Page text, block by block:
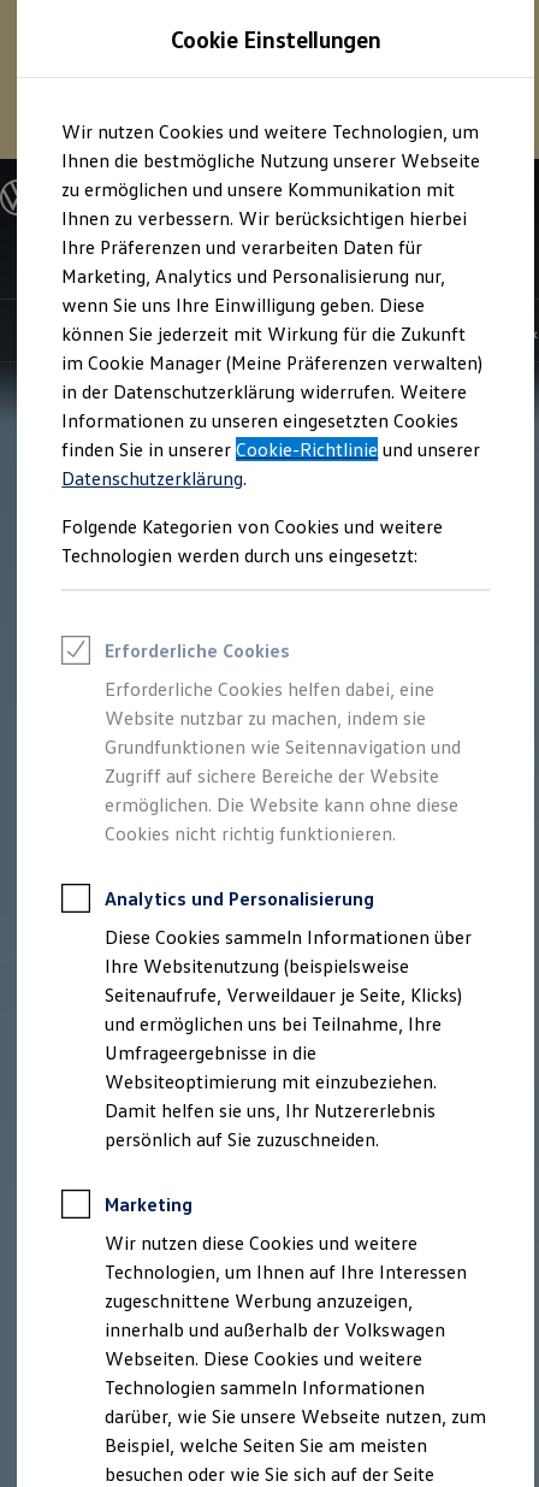
Hauptinhalt
springen
Footer
springen
Profitieren Sie von bis zu6.000 € 1
VolkswagenID. oder
Hybridmodelle.
Mehr zur E‑Auto-Förderung
ID. Polo
Highlights Details & Ausstattung Kauf, Leasing
Modelle und Konfigurator
Konfigurator
Modelle vergleichen
Konfiguration laden
Autosuche
Elektroautos
ENERGY Sondermodelle
Nutzfahrzeuge
SUV und CUV
Familienautos
Kombis
Kompaktwagen
Sportwagen
Schnell verfügbare Fahrzeuge
Angebote und Produkte
Aktuelle Angebote
E-Auto-Förderung
Volkswagen Marktplatz
Elektromobilität bei Gebrauchtwagen
Saisonangebote
Reifenpakete
Leasing
Leasing-Angebote
Gebrauchtwagen Leasing
Junge Gebrauchtwagen-Leasing
Elektroauto Leasing
Kleinwagen-Leasing
Autokredit mit Schlussrate
Versicherungen und Garantien
Kfz-Versicherung
Restschuldversicherungen
Garantien
Wartungsverträge
Geschäftskunden
Professional Class bei Volkswagen
Großkunden
Behörden
Direktkunden
Sonderfahrzeuge
Elektromobilität
Elektroautos
Elektrofahrzeugkonzepte
ID. EVERY1
Reichweite
Reichweite der ID. Modelle
Reichweite im Winter
Rekuperation
Laden
Laden unterwegs
Laden Zuhause
Ladestationen finden
Ladezeitensimulator
Cookie Einstellungen
Wir nutzen Cookies und weitere Technologien, um
Ihnen die bestmögliche Nutzung unserer Webseite
zu ermöglichen und unsere Kommunikation mit
Ihnen zu verbessern. Wir berücksichtigen hierbei
Ihre Präferenzen und verarbeiten Daten für
Marketing, Analytics und Personalisierung nur,
wenn Sie uns Ihre Einwilligung geben. Diese
können Sie jederzeit mit Wirkung für die Zukunft
im Cookie Manager (Meine Präferenzen verwalten)
in der Datenschutzerklärung widerrufen. Weitere
Informationen zu unseren eingesetzten Cookies
finden Sie in unsererCookie-Richtlinie und unserer
Datenschutzerklärung.
Folgende Kategorien von Cookies und weitere
Technologien werden durch uns eingesetzt:
Erforderliche Cookies
Erforderliche Cookies helfen dabei, eine
Website nutzbar zu machen, indem sie
Grundfunktionen wie Seitennavigation und
Zugriff auf sichere Bereiche der Website
ermöglichen. Die Website kann ohne diese
Cookies nicht richtig funktionieren.
Analytics und Personalisierung
Diese Cookies sammeln Informationen über
Ihre Websitenutzung (beispielsweise
Seitenaufrufe, Verweildauer je Seite, Klicks)
und ermöglichen uns bei Teilnahme, Ihre
Umfrageergebnisse in die
Websiteoptimierung mit einzubeziehen.
Damit helfen sie uns, Ihr Nutzererlebnis
persönlich auf Sie zuzuschneiden.
Marketing
Wir nutzen diese Cookies und weitere
Technologien, um Ihnen auf Ihre Interessen
zugeschnittene Werbung anzuzeigen,
innerhalb und außerhalb der Volkswagen
Webseiten. Diese Cookies und weitere
Technologien sammeln Informationen
darüber, wie Sie unsere Webseite nutzen, zum
Beispiel, welche Seiten Sie am meisten
besuchen oder wie Sie sich auf der Seite